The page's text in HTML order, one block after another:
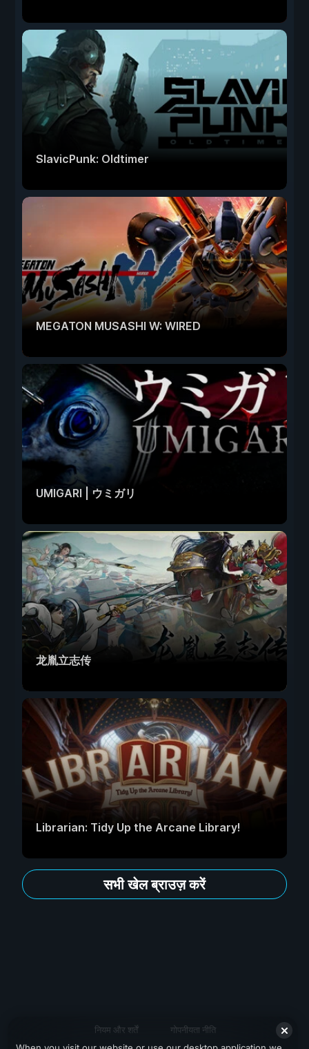
SlavicPunk: Oldtimer
MEGATON MUSASHI W: WIRED
UMIGARI | ウミガリ
龙胤立志传
Librarian: Tidy Up the Arcane Library!
सभी खेल ब्राउज़ करें
नियम और शर्तें
गोपनीयता नीति